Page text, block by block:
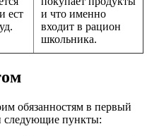
ест
и что именно
входит в рацион
школьника.
обязанностям в первый
следующие пункты: